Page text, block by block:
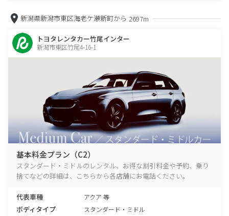
新潟県新潟市東区海老ケ瀬新町から 2697m
トヨタレンタカー竹尾インター
新潟市東区竹尾4-16-1
基本料金プラン（C2）
スタンダード・ミドルのレンタル、お得な割引料金や予約、乗り
捨てなどの詳細は、こちらから各店舗にお電話ください。
代表車種 アクア 等
ボディタイプ スタンダード・ミドル